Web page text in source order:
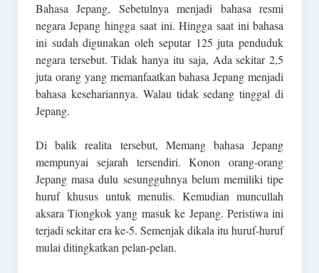
Bahasa Jepang, Sebetulnya menjadi bahasa resmi
negara Jepang hingga saat ini. Hingga saat ini bahasa
ini sudah digunakan oleh seputar 125 juta penduduk
negara tersebut. Tidak hanya itu saja, Ada sekitar 2,5
juta orang yang memanfaatkan bahasa Jepang menjadi
bahasa kesehariannya. Walau tidak sedang tinggal di
Jepang.
Di balik realita tersebut, Memang bahasa Jepang
mempunyai sejarah tersendiri. Konon orang-orang
Jepang masa dulu sesungguhnya belum memiliki tipe
huruf khusus untuk menulis. Kemudian muncullah
aksara Tiongkok yang masuk ke Jepang. Peristiwa ini
terjadi sekitar era ke-5. Semenjak dikala itu huruf-huruf
mulai ditingkatkan pelan-pelan.